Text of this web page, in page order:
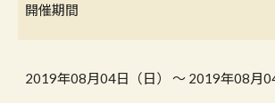
開催期間
2019年08月04日（日） 〜 2019年08月